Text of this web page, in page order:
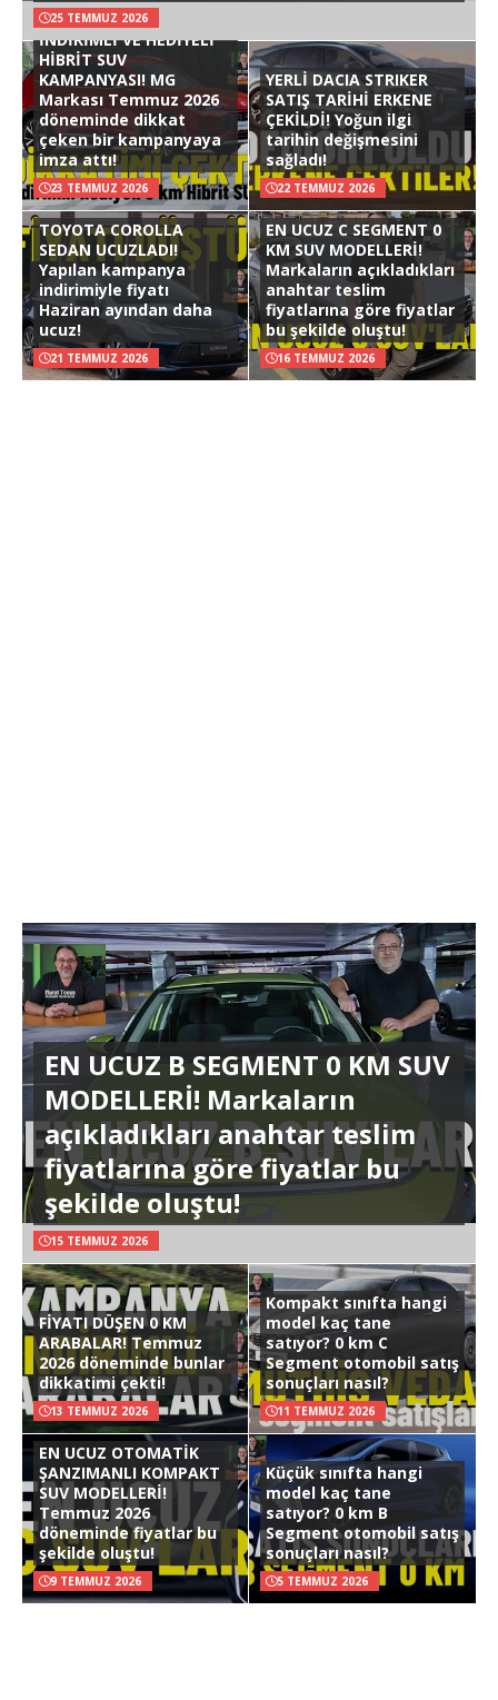
25 TEMMUZ 2026
İNDİRİMLİ VE HEDİYELİ
HİBRİT SUV
KAMPANYASI! MG
Markası Temmuz 2026
döneminde dikkat
çeken bir kampanyaya
imza attı!
23 TEMMUZ 2026
YERLİ DACIA STRIKER
SATIŞ TARİHİ ERKENE
ÇEKİLDİ! Yoğun ilgi
tarihin değişmesini
sağladı!
22 TEMMUZ 2026
TOYOTA COROLLA
SEDAN UCUZLADI!
Yapılan kampanya
indirimiyle fiyatı
Haziran ayından daha
ucuz!
21 TEMMUZ 2026
EN UCUZ C SEGMENT 0
KM SUV MODELLERİ!
Markaların açıkladıkları
anahtar teslim
fiyatlarına göre fiyatlar
bu şekilde oluştu!
16 TEMMUZ 2026
EN UCUZ B SEGMENT 0 KM SUV
MODELLERİ! Markaların
açıkladıkları anahtar teslim
fiyatlarına göre fiyatlar bu
şekilde oluştu!
15 TEMMUZ 2026
FİYATI DÜŞEN 0 KM
ARABALAR! Temmuz
2026 döneminde bunlar
dikkatimi çekti!
13 TEMMUZ 2026
Kompakt sınıfta hangi
model kaç tane
satıyor? 0 km C
Segment otomobil satış
sonuçları nasıl?
11 TEMMUZ 2026
EN UCUZ OTOMATİK
ŞANZIMANLI KOMPAKT
SUV MODELLERİ!
Temmuz 2026
döneminde fiyatlar bu
şekilde oluştu!
9 TEMMUZ 2026
Küçük sınıfta hangi
model kaç tane
satıyor? 0 km B
Segment otomobil satış
sonuçları nasıl?
5 TEMMUZ 2026